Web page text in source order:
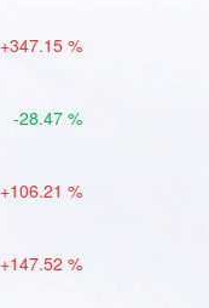
+347.15 %
-28.47 %
+106.21 %
+147.52 %